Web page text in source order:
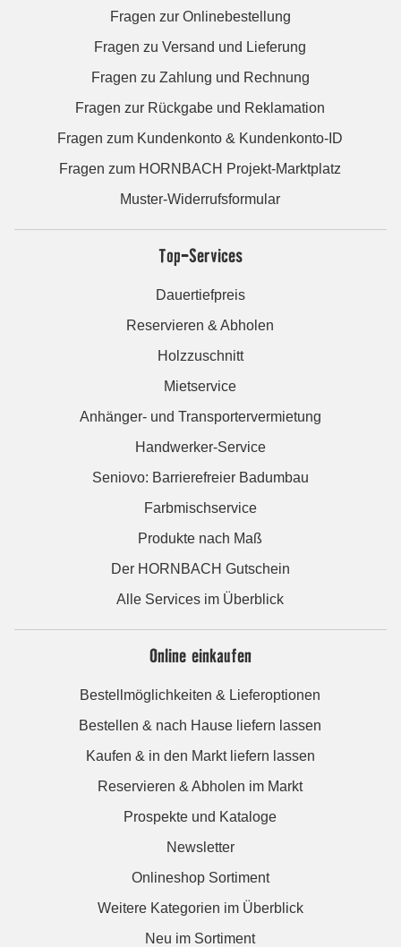
Fragen zur Onlinebestellung
Fragen zu Versand und Lieferung
Fragen zu Zahlung und Rechnung
Fragen zur Rückgabe und Reklamation
Fragen zum Kundenkonto & Kundenkonto-ID
Fragen zum HORNBACH Projekt-Marktplatz
Muster-Widerrufsformular
Top-Services
Dauertiefpreis
Reservieren & Abholen
Holzzuschnitt
Mietservice
Anhänger- und Transportervermietung
Handwerker-Service
Seniovo: Barrierefreier Badumbau
Farbmischservice
Produkte nach Maß
Der HORNBACH Gutschein
Alle Services im Überblick
Online einkaufen
Bestellmöglichkeiten & Lieferoptionen
Bestellen & nach Hause liefern lassen
Kaufen & in den Markt liefern lassen
Reservieren & Abholen im Markt
Prospekte und Kataloge
Newsletter
Onlineshop Sortiment
Weitere Kategorien im Überblick
Neu im Sortiment